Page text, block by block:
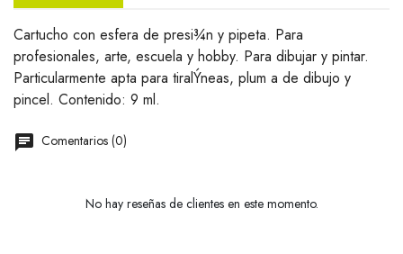
Cartucho con esfera de presi¾n y pipeta. Para
profesionales, arte, escuela y hobby. Para dibujar y pintar.
Particularmente apta para tiralÝneas, plum a de dibujo y
pincel. Contenido: 9 ml.
Comentarios (0)
No hay reseñas de clientes en este momento.